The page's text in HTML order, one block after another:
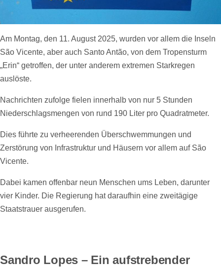
Am Montag, den 11. August 2025, wurden vor allem die Inseln
São Vicente, aber auch Santo Antão, von dem Tropensturm
„Erin“ getroffen, der unter anderem extremen Starkregen
auslöste.
Nachrichten zufolge fielen innerhalb von nur 5 Stunden
Niederschlagsmengen von rund 190 Liter pro Quadratmeter.
Dies führte zu verheerenden Überschwemmungen und
Zerstörung von Infrastruktur und Häusern vor allem auf São
Vicente.
Dabei kamen offenbar neun Menschen ums Leben, darunter
vier Kinder. Die Regierung hat daraufhin eine zweitägige
Staatstrauer ausgerufen.
Sandro Lopes – Ein aufstrebender